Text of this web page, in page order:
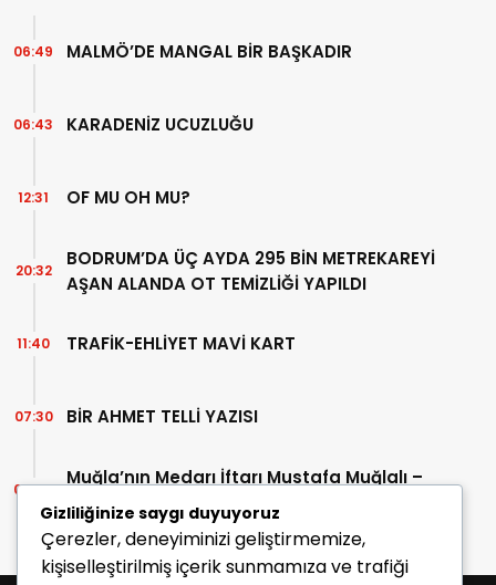
MALMÖ’DE MANGAL BİR BAŞKADIR
06:49
KARADENİZ UCUZLUĞU
06:43
OF MU OH MU?
12:31
BODRUM’DA ÜÇ AYDA 295 BİN METREKAREYİ
AŞAN ALANDA OT TEMİZLİĞİ YAPILDI
20:32
TRAFİK-EHLİYET MAVİ KART
11:40
BİR AHMET TELLİ YAZISI
07:30
Muğla’nın Medarı İftarı Mustafa Muğlalı –
İçinde “Milas” geçen kitaplar (40/2)
06:45
Gizliliğinize saygı duyuyoruz
Çerezler, deneyiminizi geliştirmemize,
kişiselleştirilmiş içerik sunmamıza ve trafiği